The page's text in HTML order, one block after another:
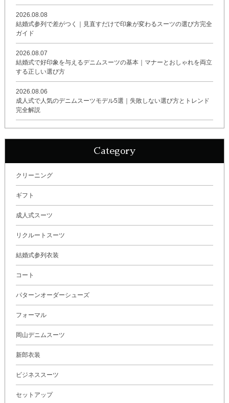
2026.08.08
結婚式参列で差がつく｜見直すだけで印象が変わるスーツの選び方完全
ガイド
2026.08.07
結婚式で好印象を与えるデニムスーツの基本｜マナーとおしゃれを両立
する正しい選び方
2026.08.06
成人式で人気のデニムスーツモデル5選｜失敗しない選び方とトレンド
完全解説
Category
クリーニング
ギフト
成人式スーツ
リクルートスーツ
結婚式参列衣装
コート
パターンオーダーシューズ
フォーマル
岡山デニムスーツ
新郎衣装
ビジネススーツ
セットアップ